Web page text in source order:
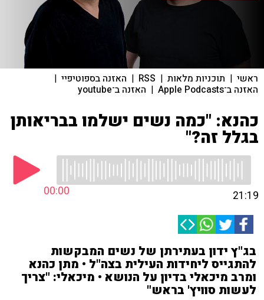
ראשי | תוכניות מלאות |
RSS
| האזנה בספוטיפיי |
האזנה ב־Apple Podcasts | האזנה ב־youtube
כהנא: "כמה נשים ישלמו בבריאותן
בגלל זה?"
00:00 21:19
בג"ץ ידון בעתירתן של נשים המבקשות
להתגייס ליחידות העילית בצה"ל • מתן כהנא
ומרב מיכאלי בדיון על הנושא • מיכאלי: "צריך
לעשות סוויץ' בראש"